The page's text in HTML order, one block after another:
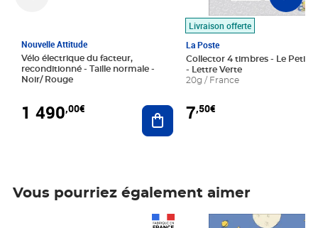
Nouvelle Attitude
Vélo électrique du facteur,
reconditionné - Taille normale -
Noir/ Rouge
1 490,00€ Ajouter au panier
Livraison offerte
La Poste
Collector 4 timbres - Le Petit
- Lettre Verte
20g / France
7,50€
Vous pourriez également aimer
Prix 7,50€